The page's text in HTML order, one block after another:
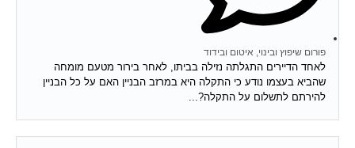
פורום שיפוץ ובינוי, איטום ובידוד
לאחד הדיירים התגלתה נזילה בביתו, לאחר בירור מטעם מומחה
שהביא בעצמו נודע כי התקלה היא במרזב הבניין האם על כל הבניין
להירתם לתשלום על התקלה?...